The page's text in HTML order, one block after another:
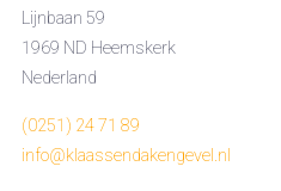
Lijnbaan 59
1969 ND Heemskerk
Nederland
(0251) 24 71 89
info@klaassendakengevel.nl